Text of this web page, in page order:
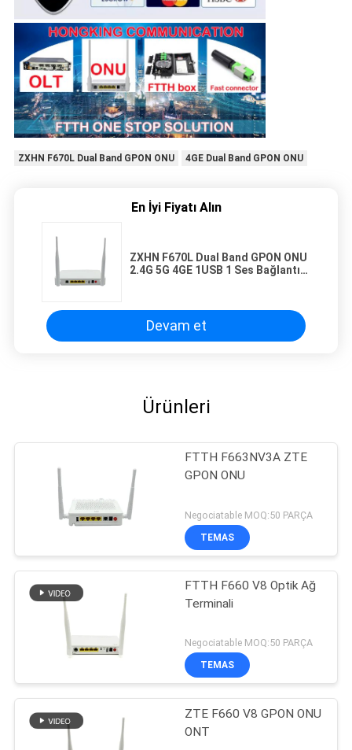
ZXHN F670L Dual Band GPON ONU 4GE Dual Band GPON ONU
En İyi Fiyatı Alın
ZXHN F670L Dual Band GPON ONU
2.4G 5G 4GE 1USB 1 Ses Bağlantı
Devam et
Ürünleri
FTTH F663NV3A ZTE
GPON ONU
Negociatable MOQ:50 PARÇA
TEMAS
FTTH F660 V8 Optik Ağ
Terminali
Negociatable MOQ:50 PARÇA
TEMAS
ZTE F660 V8 GPON ONU
ONT